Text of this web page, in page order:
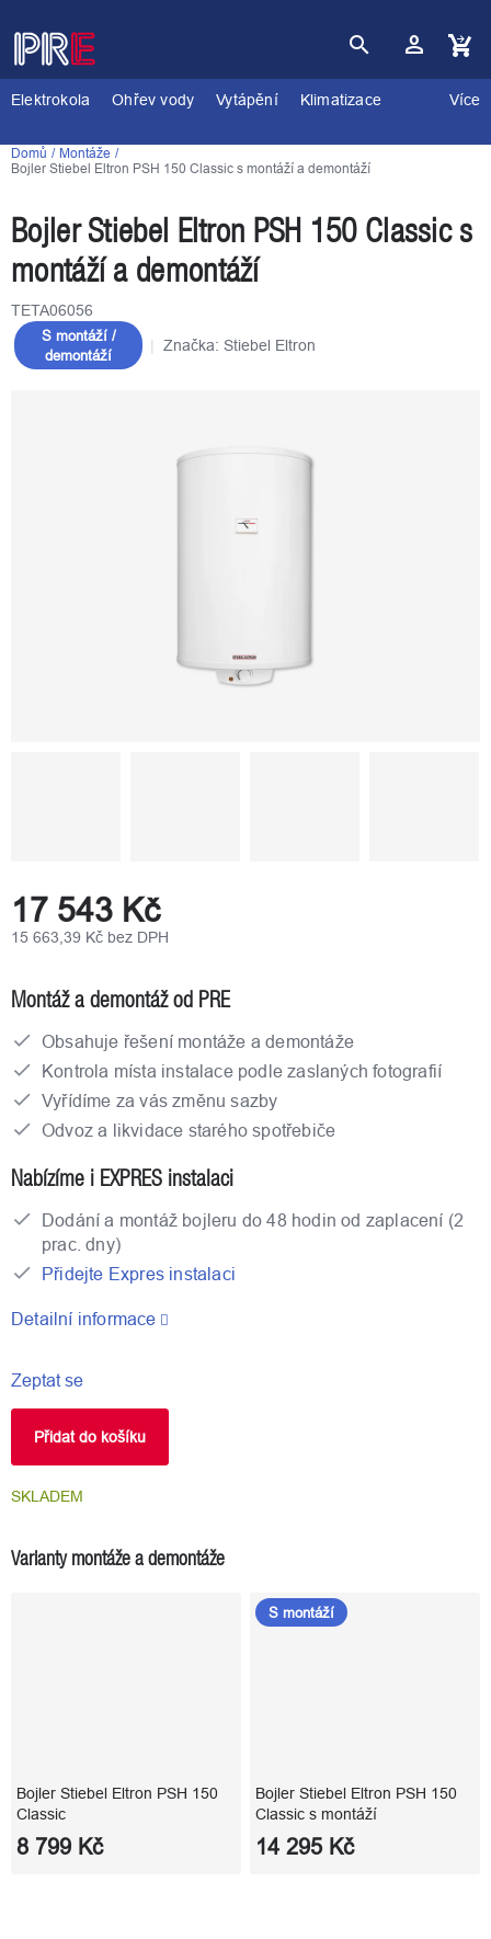
na
obsah
Nákupní
košík
Elektrokola
Ohřev vody Vytápění Klimatizace Více
Domů
Montáže
Bojler Stiebel Eltron PSH 150 Classic s montáží a demontáží
Bojler Stiebel Eltron PSH 150 Classic s
montáží a demontáží
TETA06056
S montáží /
demontáží
Značka: Stiebel Eltron
17 543 Kč
15 663,39 Kč bez DPH
SKLADEM
Přidat do košíku
Montáž a demontáž od PRE
Obsahuje řešení montáže a demontáže
Kontrola místa instalace podle zaslaných fotografií
Vyřídíme za vás změnu sazby
Odvoz a likvidace starého spotřebiče
Nabízíme i EXPRES instalaci
Dodání a montáž bojleru do 48 hodin od zaplacení (2
prac. dny)
Přidejte Expres instalaci
Detailní informace
Zeptat se
Varianty montáže a demontáže
Bojler Stiebel Eltron PSH 150
Classic
8 799 Kč
S montáží
Bojler Stiebel Eltron PSH 150
Classic s montáží
14 295 Kč